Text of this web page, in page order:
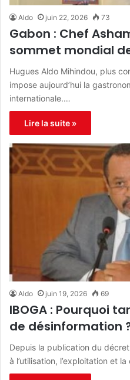
Aldo juin 22, 2026 73
Gabon : Chef
sommet mondial
Hugues Aldo Mihindou, plus
impose aujourd’hui la
internationale.…
Lire la suite »
Aldo juin 19, 2026 69
IBOGA : Pourquoi
de désinformation
Depuis la publication du
à l’utilisation, l’exploitation et